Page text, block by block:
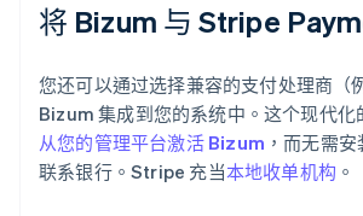
将 Bizum 与 Stripe
您还可以通过选择兼容的支付处理商（
Bizum 集成到您的系统中。这个现代化
从您的管理平台激活 Bizum ，而无需
联系银行。Stripe 充当本地收单机构 。